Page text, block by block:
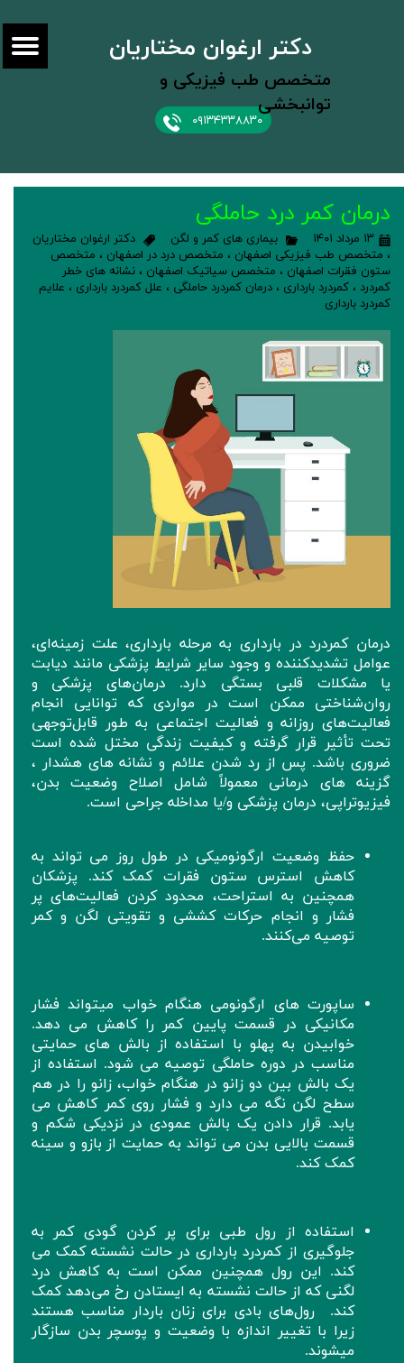
۰۹۱۳۴۳۳۸۸۳۰
دکتر ارغوان مختاریان
متخصص طب فیزیکی و
توانبخشی
درمان کمر درد حاملگی
۱۳ مرداد ۱۴۰۱ بیماری های کمر و لگن
دکتر ارغوان مختاریان
، متخصص طب فیزیکی اصفهان ، متخصص درد در اصفهان ، متخصص
ستون فقرات اصفهان ، متخصص سیاتیک اصفهان ، نشانه های خطر
کمردرد ، کمردرد بارداری ، درمان کمردرد حاملگی ، علل کمردرد بارداری ، علایم
کمردرد بارداری
درمان کمردرد در بارداری به مرحله بارداری، علت زمینه‌ای،
عوامل تشدیدکننده و وجود سایر شرایط پزشکی مانند دیابت
یا مشکلات قلبی بستگی دارد. درمان‌های پزشکی و
روان‌شناختی ممکن است در مواردی که توانایی انجام
فعالیت‌های روزانه و فعالیت اجتماعی به طور قابل‌توجهی
تحت تأثیر قرار گرفته و کیفیت زندگی مختل شده است
ضروری باشد. پس از رد شدن علائم و نشانه های هشدار ،
گزینه های درمانی معمولاً شامل اصلاح وضعیت بدن،
فیزیوتراپی، درمان پزشکی و/یا مداخله جراحی است.
حفظ وضعیت ارگونومیکی در طول روز می تواند به
کاهش استرس ستون فقرات کمک کند. پزشکان
همچنین به استراحت، محدود کردن فعالیت‌های پر
فشار و انجام حرکات کششی و تقویتی لگن و کمر
توصیه می‌کنند.
ساپورت های ارگونومی هنگام خواب میتواند فشار
مکانیکی در قسمت پایین کمر را کاهش می دهد.
خوابیدن به پهلو با استفاده از بالش های حمایتی
مناسب در دوره حاملگی توصیه می شود. استفاده از
یک بالش بین دو زانو در هنگام خواب، زانو را در هم
سطح لگن نگه می دارد و فشار روی کمر کاهش می
یابد. قرار دادن یک بالش عمودی در نزدیکی شکم و
قسمت بالایی بدن می تواند به حمایت از بازو و سینه
کمک کند.
استفاده از رول طبی برای پر کردن گودی کمر به
جلوگیری از کمردرد بارداری در حالت نشسته کمک می
کند. این رول همچنین ممکن است به کاهش درد
لگنی که از حالت نشسته به ایستادن رخ می‌دهد کمک
کند. رول‌های بادی برای زنان باردار مناسب‌ هستند
زیرا با تغییر اندازه با وضعیت و پوسچر بدن سازگار
میشوند.